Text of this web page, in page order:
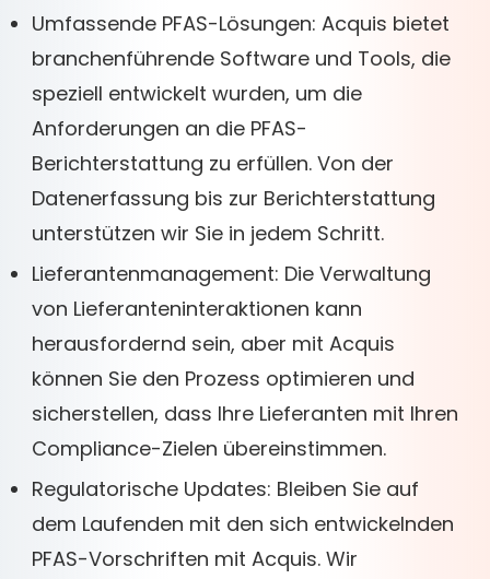
Umfassende PFAS-Lösungen: Acquis bietet
branchenführende Software und Tools, die
speziell entwickelt wurden, um die
Anforderungen an die PFAS-
Berichterstattung zu erfüllen. Von der
Datenerfassung bis zur Berichterstattung
unterstützen wir Sie in jedem Schritt.
Lieferantenmanagement: Die Verwaltung
von Lieferanteninteraktionen kann
herausfordernd sein, aber mit Acquis
können Sie den Prozess optimieren und
sicherstellen, dass Ihre Lieferanten mit Ihren
Compliance-Zielen übereinstimmen.
Regulatorische Updates: Bleiben Sie auf
dem Laufenden mit den sich entwickelnden
PFAS-Vorschriften mit Acquis. Wir